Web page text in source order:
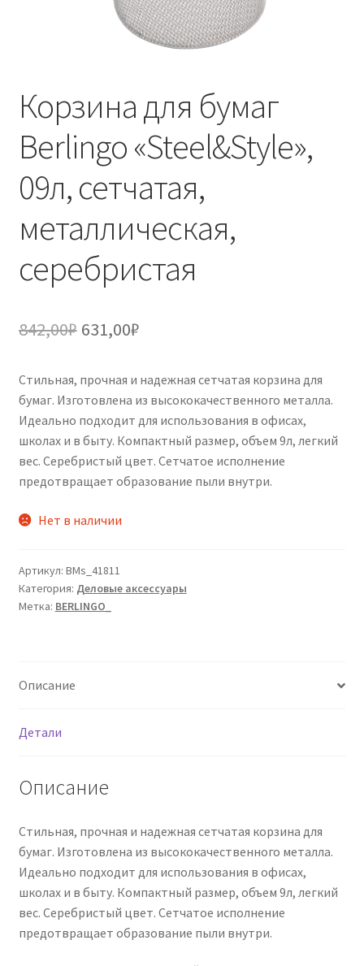
Корзина для бумаг
Berlingo «Steel&Style»,
09л, сетчатая,
металлическая,
серебристая
842,00₽ Первоначальная
составляла
842,00₽.
631,00₽Текущая
631,00₽.
Стильная, прочная и надежная сетчатая корзина для
бумаг. Изготовлена из высококачественного металла.
Идеально подходит для использования в офисах,
школах и в быту. Компактный размер, объем 9л, легкий
вес. Серебристый цвет. Сетчатое исполнение
предотвращает образование пыли внутри.
Нет в наличии
Артикул: BMs_41811
Категория: Деловые аксессуары
Метка: BERLINGO_
Описание
Детали
Описание
Стильная, прочная и надежная сетчатая корзина для
бумаг. Изготовлена из высококачественного металла.
Идеально подходит для использования в офисах,
школах и в быту. Компактный размер, объем 9л, легкий
вес. Серебристый цвет. Сетчатое исполнение
предотвращает образование пыли внутри.